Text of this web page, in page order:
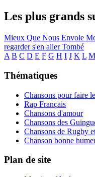
Les plus grands
Mieux Que Nous Envole
regarder s'en allerTombé
A B C D E F G H I J K L M
Thématiques
Chansons pour faire
Rap Français
Chansons d'amour
Chansons des
Chansons de Rugby
Chanson bonne
Plan de site